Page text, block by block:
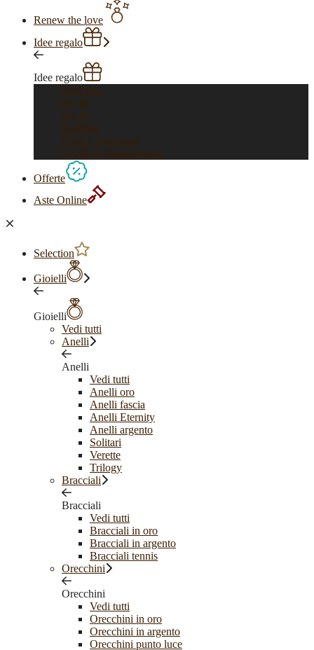
Renew the love
Idee regalo
Idee regalo
Vedi tutti
Per lui
Per lei
Bambini
Feste e ricorrenze
Anelli di fidanzamento
Offerte
Aste Online
Selection
Gioielli
Gioielli
Vedi tutti
Anelli
Anelli
Vedi tutti
Anelli oro
Anelli fascia
Anelli Eternity
Anelli argento
Solitari
Verette
Trilogy
Bracciali
Bracciali
Vedi tutti
Bracciali in oro
Bracciali in argento
Bracciali tennis
Orecchini
Orecchini
Vedi tutti
Orecchini in oro
Orecchini in argento
Orecchini punto luce